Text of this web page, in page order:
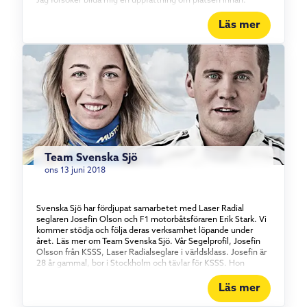
Kommer det vara vågor eller plattvatten, sjöbris eller
gradientvind, landeffekter eller stabil vind. Eller kanske en
blandning av allt. Jag tittar gärna på en karta eller frågar någon
som har seglat där innan. Jag gör en plan för att ha en hög
energinivå när regattan starter. Hur många och långa seglings-
och fyspass jag vill göra på plats innan. Den innehåller även
en strategi för maten och vätskan så jag aldrig går tom på
energi. När det sen är dags för start går jag ut på banan och
tänker att jag ska vara den bästa versionen av mig själv som
jag kan vara! [/su_list] Läs mer om Josefin Olsson
[/vc_column_text][/vc_column][/vc_row]
Läs mer
Team Svenska Sjö
ons 13 juni 2018
Svenska Sjö har fördjupat samarbetet med Laser Radial
seglaren Josefin Olson och F1 motorbåtsföraren Erik Stark. Vi
kommer stödja och följa deras verksamhet löpande under
året. Läs mer om Team Svenska Sjö. Vår Segelprofil, Josefin
Olsson från KSSS, Laser Radialseglare i världsklass. Josefin är
28 år gammal, bor i Stockholm och tävlar för KSSS. Hon
studerar vid Handelshögskolan i Stockholm där hon går min
sista termin i år. Josefin började segla optimistjolle när hon
var 7 år gammal i Oxelösund segelsällskap. När hon växte ur
Läs mer